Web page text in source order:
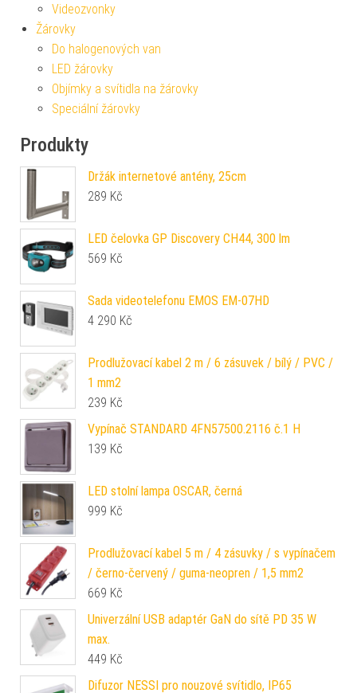
Videozvonky
Žárovky
Do halogenových van
LED žárovky
Objímky a svítidla na žárovky
Speciální žárovky
Produkty
Držák internetové antény, 25cm
289 Kč
LED čelovka GP Discovery CH44, 300 lm
569 Kč
Sada videotelefonu EMOS EM-07HD
4 290 Kč
Prodlužovací kabel 2 m / 6 zásuvek / bílý / PVC /
1 mm2
239 Kč
Vypínač STANDARD 4FN57500.2116 č.1 H
139 Kč
LED stolní lampa OSCAR, černá
999 Kč
Prodlužovací kabel 5 m / 4 zásuvky / s vypínačem
/ černo-červený / guma-neopren / 1,5 mm2
669 Kč
Univerzální USB adaptér GaN do sítě PD 35 W
max.
449 Kč
Difuzor NESSI pro nouzové svítidlo, IP65